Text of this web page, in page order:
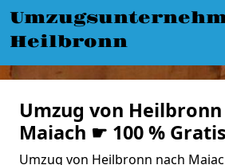
Heilbronn
Umzug von
Maiach ☛ 100 %
Umzug von Heilbronn nach